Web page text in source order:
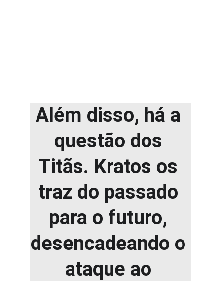
Além disso, há a
questão dos
Titãs. Kratos os
traz do passado
para o futuro,
desencadeando o
ataque ao